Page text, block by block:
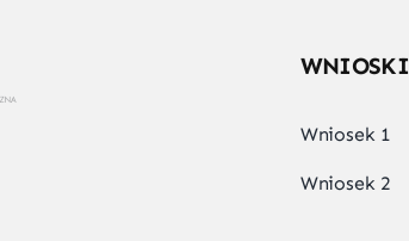
WNIOSKI
Wniosek 1
Wniosek 2